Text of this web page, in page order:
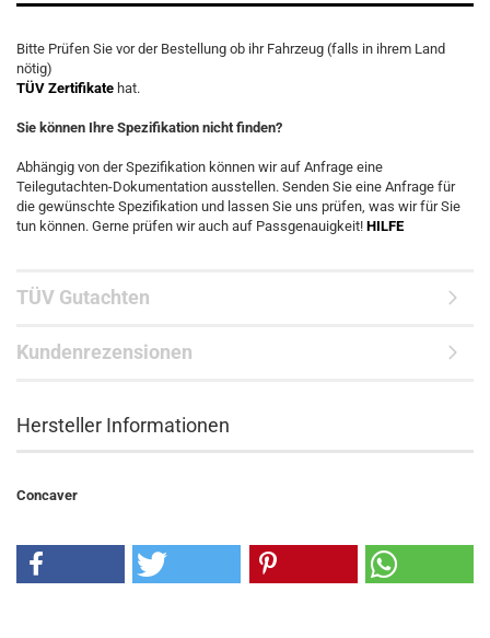
Bitte Prüfen Sie vor der Bestellung ob ihr Fahrzeug (falls in ihrem Land
nötig)
TÜV Zertifikate hat.
Sie können Ihre Spezifikation nicht finden?
Abhängig von der Spezifikation können wir auf Anfrage eine
Teilegutachten-Dokumentation ausstellen. Senden Sie eine Anfrage für
die gewünschte Spezifikation und lassen Sie uns prüfen, was wir für Sie
tun können. Gerne prüfen wir auch auf Passgenauigkeit! HILFE
TÜV Gutachten
Kundenrezensionen
Hersteller Informationen
Concaver